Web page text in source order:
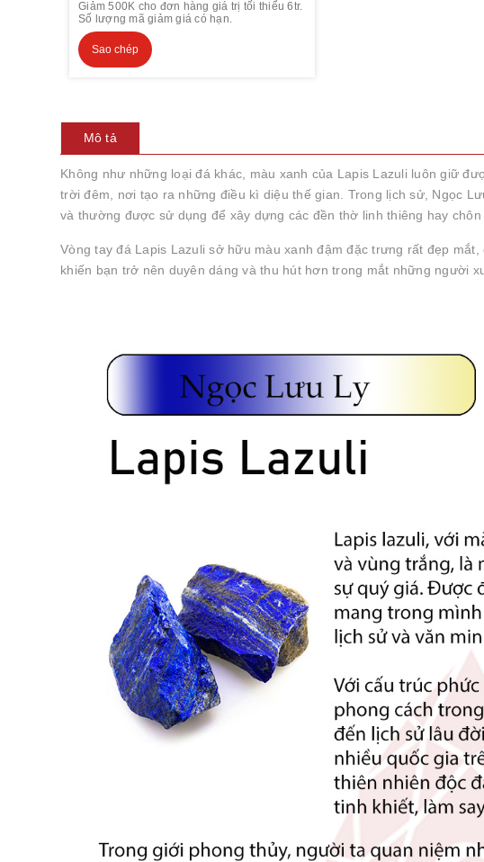
Giảm 500K cho đơn hàng giá trị tối thiểu 6tr.
Số lượng mã giảm giá có hạn.
Sao chép
Mô tả
Không như những loại đá khác, màu xanh của Lapis Lazuli luôn giữ
trời đêm, nơi tạo ra những điều kì diệu thế gian. Trong lịch sử, Ngọc
và thường được sử dụng để xây dựng các đền thờ linh thiêng hay chôn
Vòng tay đá Lapis Lazuli sở hữu màu xanh đậm đặc trưng rất đẹp
khiến bạn trở nên duyên dáng và thu hút hơn trong mắt những người